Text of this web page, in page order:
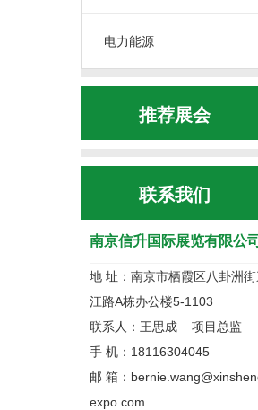
电力能源
推荐展会
联系我们
南京信升国际展览有限公司
地 址：南京市栖霞区八卦洲
江路A栋办公楼5-1103
联系人：王思成 项目总监
手 机：18116304045
邮 箱：
expo.com